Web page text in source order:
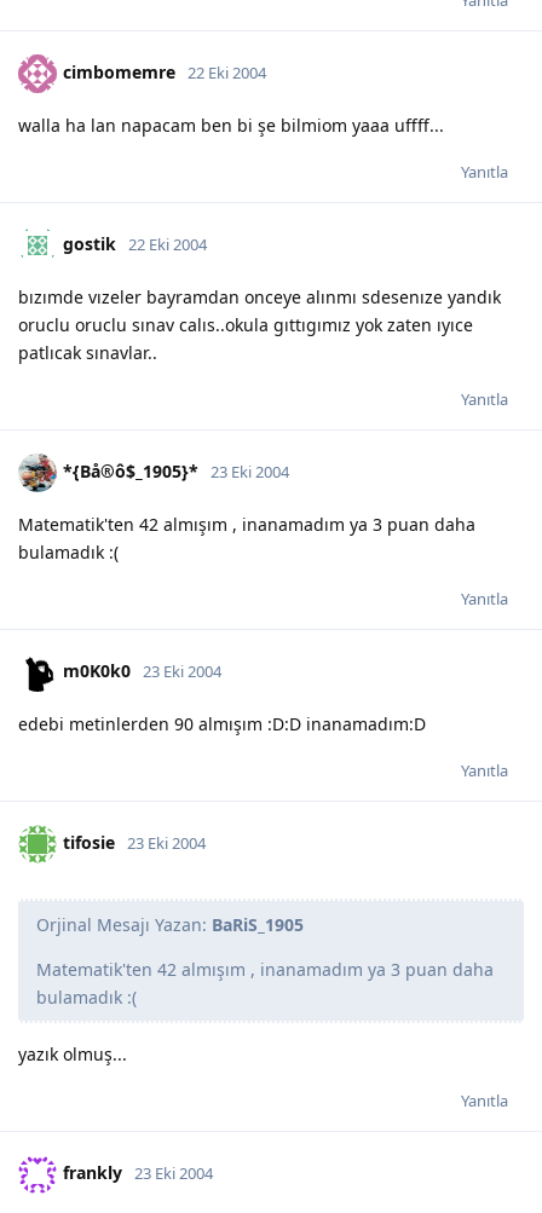
cimbomemre 22 Eki 2004
walla ha lan napacam ben bi şe bilmiom yaaa uffff...
Yanıtla
gostik 22 Eki 2004
bızımde vızeler bayramdan onceye alınmı sdesenıze yandık
oruclu oruclu sınav calıs..okula gıttıgımız yok zaten ıyıce
patlıcak sınavlar..
Yanıtla
*{Bå®ô$_1905}* 23 Eki 2004
Matematik'ten 42 almışım , inanamadım ya 3 puan daha
bulamadık :(
Yanıtla
m0K0k0 23 Eki 2004
edebi metinlerden 90 almışım :D:D inanamadım:D
Yanıtla
tifosie 23 Eki 2004
Orjinal Mesajı Yazan: BaRiS_1905
Matematik'ten 42 almışım , inanamadım ya 3 puan daha
bulamadık :(
yazık olmuş...
Yanıtla
frankly 23 Eki 2004